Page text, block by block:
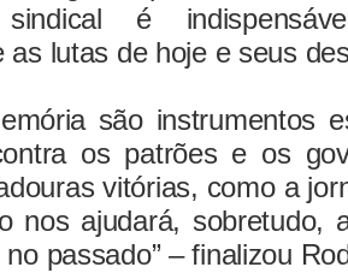
sindical é
as lutas de hoje e seus
são instrumentos
os patrões e os
vitórias, como a
nos ajudará, sobretudo,
passado” – finalizou